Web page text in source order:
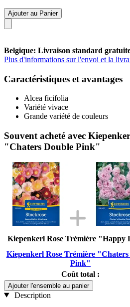
Ajouter au Panier
Belgique: Livraison standard
Plus d'informations sur l'envoi et la
Caractéristiques et avantages
Alcea ficifolia
Variété vivace
Grande variété de couleurs
Souvent acheté avec
"Chaters Double Pink"
Kiepenkerl Rose Trémière "Happy
Kiepenkerl Rose Trémière "Chaters
Pink"
Coût total :
Ajouter l'ensemble au panier
Description